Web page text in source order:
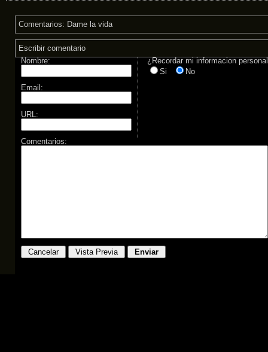
Comentarios: Dame la vida
Escribir comentario
Nombre:
Email:
URL:
¿Recordar mi informacion
Si
No
Comentarios: